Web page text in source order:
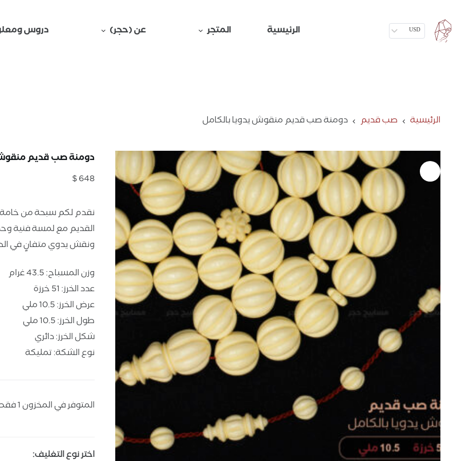
USD الرئيسية المتجر عن (حجر) دروس
الرئيسية صب قديم دومنة صب قديم منقوش يدويا بالكامل
دومنة صب قديم منقوش
$648
نقدم لكم سبحة من خامة
القديم مع لمسة فنية
ونقش يدوي متفانٍ في
وزن المسباح: 43.5 غرام
عدد الخرز: 51 خرزة
عرض الخرز: 10.5 ملي
طول الخرز: 10.5 ملي
شكل الخرز: دائري
نوع الشكة: تمليكة
المتوفر في المخزون 1 فقط
اختر نوع التغليف: